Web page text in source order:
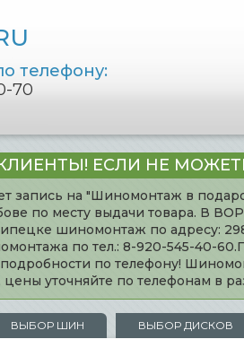
телефону:
70
ЕСЛИ НЕ
запись на "Шиномонтаж в
по месту выдачи товара. В
шиномонтаж по адресу:
по тел.: 8-920-545-40-
подробности по телефону!
цены уточняйте по телефонам
ВЫБОР ШИН ВЫБОР ДИСКОВ